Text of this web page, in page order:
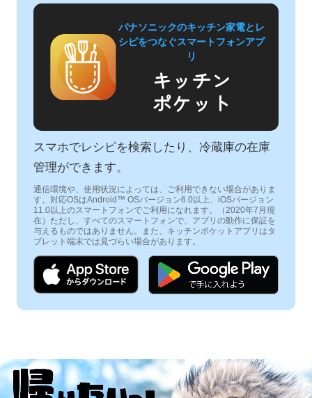
パナソニックのキッチン家電と レ
シピをつなぐスマートフォンアプ
リ
キッチン
ポケット
スマホでレシピを検索したり、冷蔵庫の在庫
管理ができます。
通信環境や、使用状況によっては、ご利用できない場合がありま
す。対応OSはAndroid™ OSバージョン6.0以上、iOSバージョン
11.0以上のスマートフォンでご利用になれます。（2020年7月現
在）ただし、すべてのスマートフォンで、アプリの動作に保証を
与えるものではありません。また、キッチンポケットアプリはタ
ブレット端末では見づらい場合があります。